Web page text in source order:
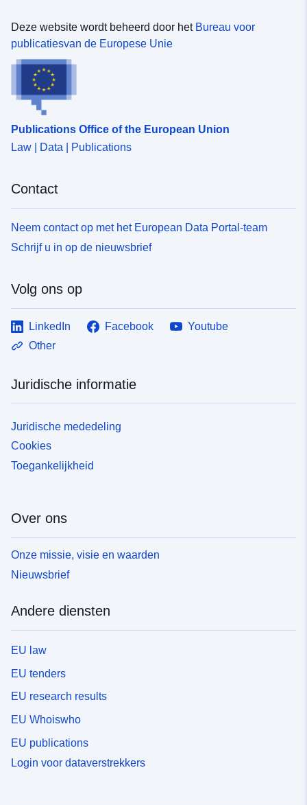
Deze website wordt beheerd door het Bureau voor
publicatiesvan de Europese Unie
Publications Office of the European Union
Law | Data | Publications
Contact
Neem contact op met het European Data Portal-team
Schrijf u in op de nieuwsbrief
Volg ons op
LinkedIn Facebook
Youtube
Other
Juridische informatie
Juridische mededeling
Cookies
Toegankelijkheid
Over ons
Onze missie, visie en waarden
Nieuwsbrief
Andere diensten
EU law
EU tenders
EU research results
EU Whoiswho
EU publications
Login voor dataverstrekkers